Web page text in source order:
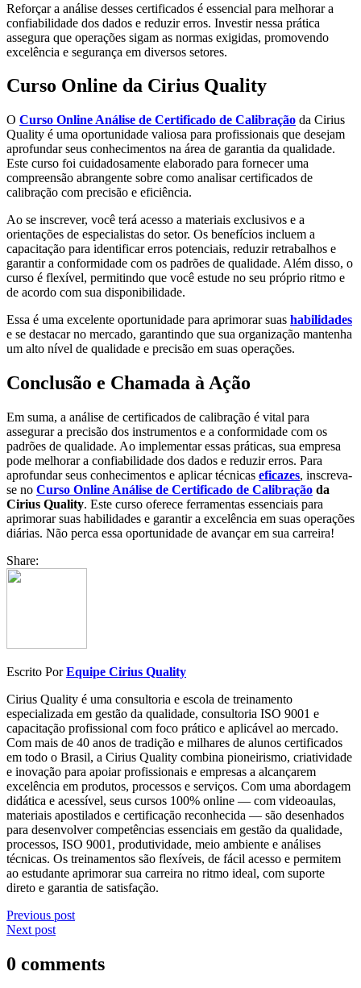
Reforçar a análise desses certificados é essencial para melhorar a
confiabilidade dos dados e reduzir erros. Investir nessa prática
assegura que operações sigam as normas exigidas, promovendo
excelência e segurança em diversos setores.
Curso Online da Cirius Quality
O Curso Online Análise de Certificado de Calibração da Cirius
Quality é uma oportunidade valiosa para profissionais que desejam
aprofundar seus conhecimentos na área de garantia da qualidade.
Este curso foi cuidadosamente elaborado para fornecer uma
compreensão abrangente sobre como analisar certificados de
calibração com precisão e eficiência.
Ao se inscrever, você terá acesso a materiais exclusivos e a
orientações de especialistas do setor. Os benefícios incluem a
capacitação para identificar erros potenciais, reduzir retrabalhos e
garantir a conformidade com os padrões de qualidade. Além disso, o
curso é flexível, permitindo que você estude no seu próprio ritmo e
de acordo com sua disponibilidade.
Essa é uma excelente oportunidade para aprimorar suas habilidades
e se destacar no mercado, garantindo que sua organização mantenha
um alto nível de qualidade e precisão em suas operações.
Conclusão e Chamada à Ação
Em suma, a análise de certificados de calibração é vital para
assegurar a precisão dos instrumentos e a conformidade com os
padrões de qualidade. Ao implementar essas práticas, sua empresa
pode melhorar a confiabilidade dos dados e reduzir erros. Para
aprofundar seus conhecimentos e aplicar técnicas eficazes, inscreva-
se no Curso Online Análise de Certificado de Calibração da
Cirius Quality. Este curso oferece ferramentas essenciais para
aprimorar suas habilidades e garantir a excelência em suas operações
diárias. Não perca essa oportunidade de avançar em sua carreira!
Share:
Escrito PorEquipe Cirius Quality
Cirius Quality é uma consultoria e escola de treinamento
especializada em gestão da qualidade, consultoria ISO 9001 e
capacitação profissional com foco prático e aplicável ao mercado.
Com mais de 40 anos de tradição e milhares de alunos certificados
em todo o Brasil, a Cirius Quality combina pioneirismo, criatividade
e inovação para apoiar profissionais e empresas a alcançarem
excelência em produtos, processos e serviços. Com uma abordagem
didática e acessível, seus cursos 100% online — com videoaulas,
materiais apostilados e certificação reconhecida — são desenhados
para desenvolver competências essenciais em gestão da qualidade,
processos, ISO 9001, produtividade, meio ambiente e análises
técnicas. Os treinamentos são flexíveis, de fácil acesso e permitem
ao estudante aprimorar sua carreira no ritmo ideal, com suporte
direto e garantia de satisfação.
Previous post
Next post
0 comments